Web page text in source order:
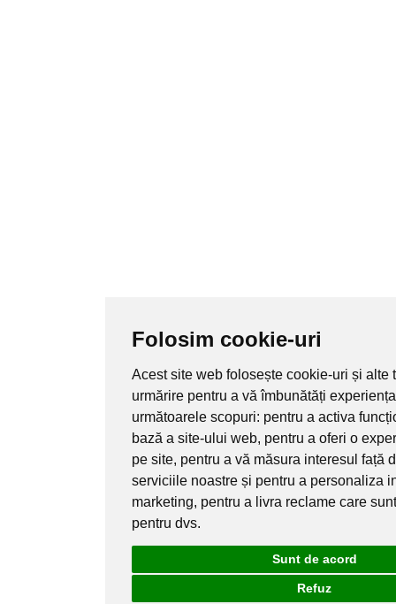
Folosim cookie-uri
Acest site web folosește cookie-uri și alte
urmărire pentru a vă îmbunătăți
următoarele scopuri: pentru a activa
bază a site-ului web, pentru a oferi o
pe site, pentru a vă măsura interesul față
serviciile noastre și pentru a personaliza
marketing, pentru a livra reclame care
pentru dvs.
Sunt de acord
Refuz